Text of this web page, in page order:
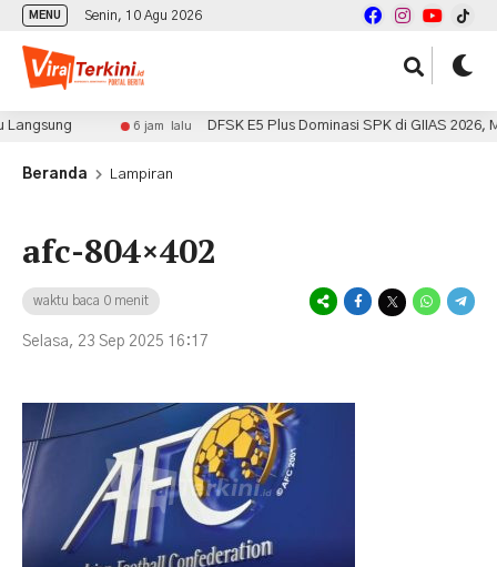
MENU Senin, 10 Agu 2026
6 jam lalu DFSK E5 Plus Dominasi SPK di GIIAS 2026,
Beranda Lampiran
afc-804×402
waktu baca 0 menit
Selasa, 23 Sep 2025 16:17